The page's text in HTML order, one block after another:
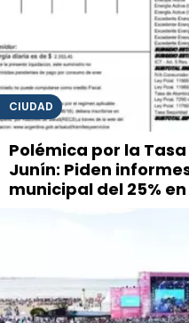
CIUDAD
Polémica por la
Junín: Piden
municipal del 25%